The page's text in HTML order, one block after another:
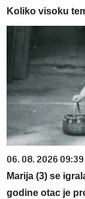
Koliko visoku
06. 08. 2026 09:39
Marija (3) se
godine otac je